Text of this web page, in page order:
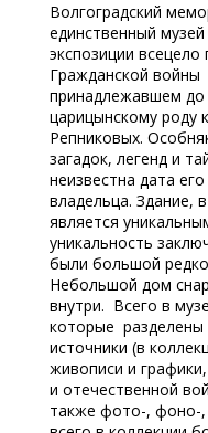
Волгоградский
единственный
экспозиции
Гражданской войны
принадлежавшем до
царицынскому роду
Репниковых.
загадок, легенд и
неизвестна дата
владельца. Здание,
является
уникальность
были большой
Небольшой дом
внутри. Всего в
которые разделены
источники (в
живописи и
и отечественной
также фото-, фоно-,